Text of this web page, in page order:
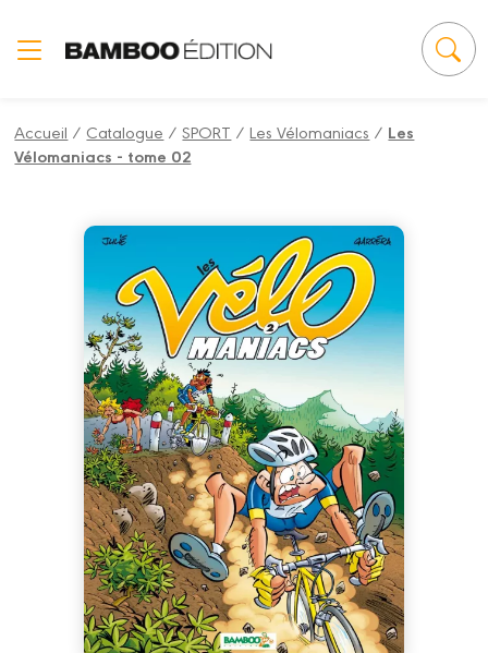
Accueil / Catalogue /SPORT /Les Vélomaniacs / Les
Vélomaniacs - tome 02